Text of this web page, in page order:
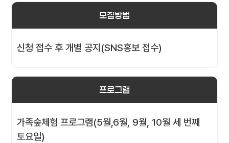
모집방법
신청 접수 후 개별 공지(SNS홍보 접수)
프로그램
가족숲체험 프로그램(5월,6월, 9월, 10월 세 번째
토요일)